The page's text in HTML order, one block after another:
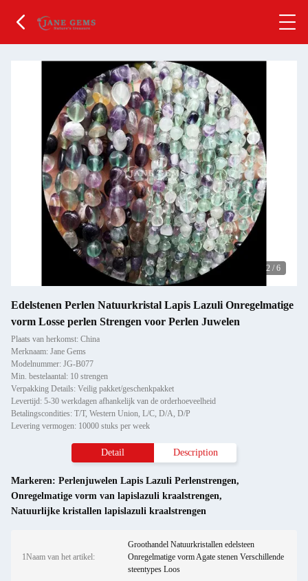
2 / 6
Edelstenen Perlen Natuurkristal Lapis Lazuli Onregelmatige
vorm Losse perlen Strengen voor Perlen Juwelen
Plaats van herkomst: China
Merknaam: Jane Gems
Modelnummer: JG-B077
Min. bestelaantal: 10 strengen
Verpakking Details: Veilig pakket/geschenkpakket
Levertijd: 5-30 werkdagen afhankelijk van de orderhoeveelheid
Betalingscondities: T/T, Western Union, L/C, D/A, D/P
Levering vermogen: 10000 stuks per week
Detail Description
Markeren: Perlenjuwelen Lapis Lazuli Perlenstrengen,
Onregelmatige vorm van lapislazuli kraalstrengen,
Natuurlijke kristallen lapislazuli kraalstrengen
1Naam van het artikel:
Groothandel Natuurkristallen edelsteen
Onregelmatige vorm Agate stenen Verschillende
steentypes Loos